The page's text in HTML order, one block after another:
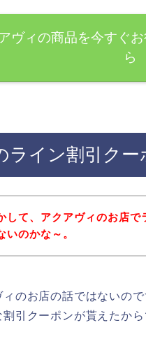
ヴィの商品を今すぐ
ら
ライン割引クー
して、アクアヴィのお店
いのかな～。
のお店の話ではないの
引クーポンが貰えたから